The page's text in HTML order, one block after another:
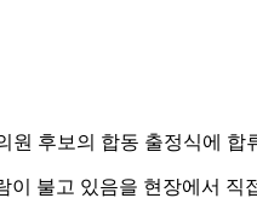
원 후보의 합동 출정식에 합
불고 있음을 현장에서 직